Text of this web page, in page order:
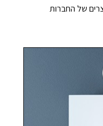
של החברות